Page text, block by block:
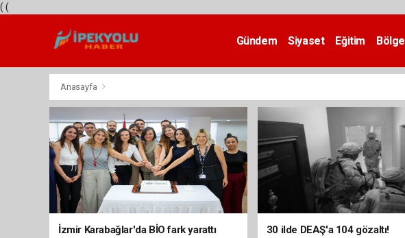
( (
Gündem Siyaset Eğitim Bölge
Anasayfa
İzmir Karabağlar'da BİO fark yarattı 30 ilde DEAŞ'a 104 gözaltı!